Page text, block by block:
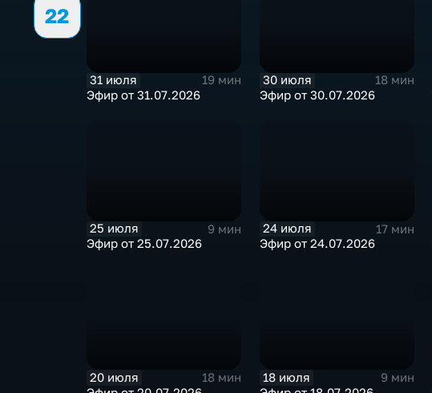
22
31 июля
19 мин
Эфир от 31.07.2026
30 июля
18 мин
Эфир от 30.07.2026
25 июля
9 мин
Эфир от 25.07.2026
24 июля
17 мин
Эфир от 24.07.2026
20 июля
18 мин
18 июля
9 мин